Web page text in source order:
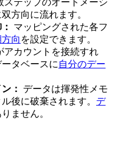
ステップのオートメーシ
方向に流れます。
マッピングされた各フ
向 を設定できます。
アカウントを接続すれ
タベースに 自分のデー
：
データは揮発性メモ
後に破棄されます。 デ
ません。